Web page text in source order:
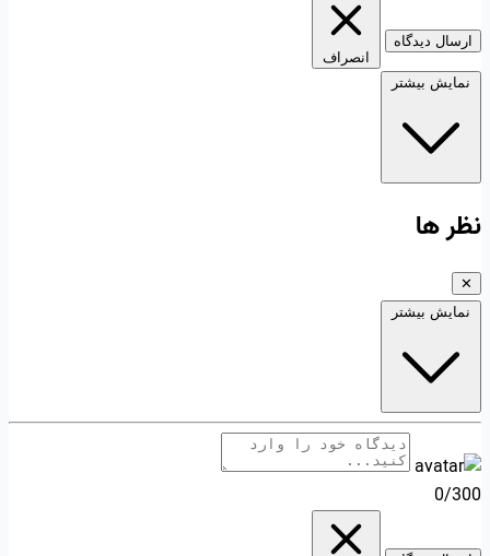
ارسال دیدگاه
انصراف
نمایش بیشتر
نظر ها
✕
نمایش بیشتر
0/300